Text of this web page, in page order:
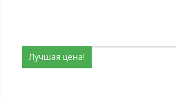
Лучшая цена!